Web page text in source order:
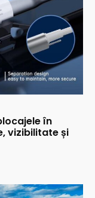
în
vizibilitate și